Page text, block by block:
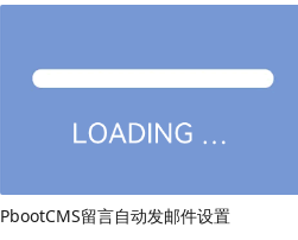
PbootCMS留言自动发邮件设置